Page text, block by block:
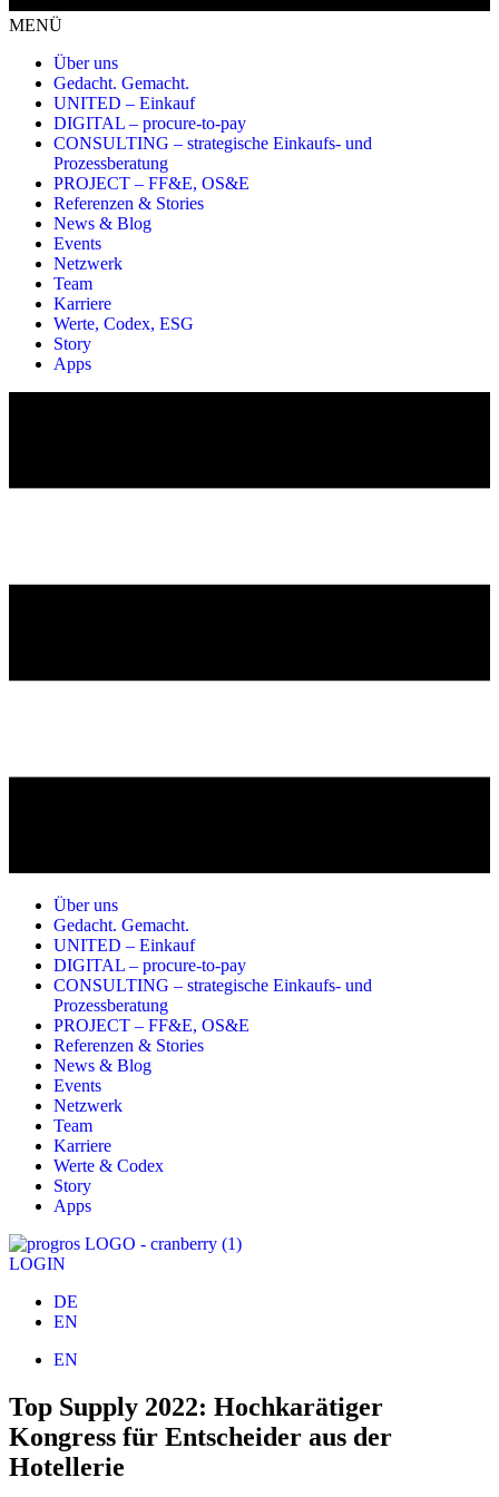
MENÜ
Über uns
Gedacht. Gemacht.
UNITED – Einkauf
DIGITAL – procure-to-pay
CONSULTING – strategische Einkaufs- und
Prozessberatung
PROJECT – FF&E, OS&E
Referenzen & Stories
News & Blog
Events
Netzwerk
Team
Karriere
Werte, Codex, ESG
Story
Apps
Über uns
Gedacht. Gemacht.
UNITED – Einkauf
DIGITAL – procure-to-pay
CONSULTING – strategische Einkaufs- und
Prozessberatung
PROJECT – FF&E, OS&E
Referenzen & Stories
News & Blog
Events
Netzwerk
Team
Karriere
Werte & Codex
Story
Apps
LOGIN
DE
EN
EN
Top Supply 2022: Hochkarätiger
Kongress für Entscheider aus der
Hotellerie